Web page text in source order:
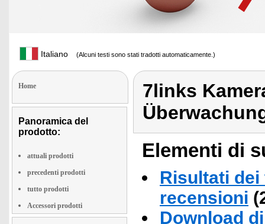
Italiano (Alcuni testi sono stati tradotti automaticamente.)
Home
Panoramica del
prodotto:
attuali prodotti
precedenti prodotti
tutto prodotti
Accessori prodotti
7links
Elementi di
Risultati
recensioni
Download